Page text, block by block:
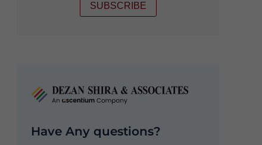
SUBSCRIBE
Have Any questions?